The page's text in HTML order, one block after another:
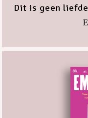
Dit is geen